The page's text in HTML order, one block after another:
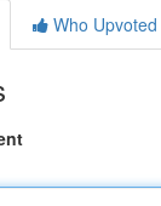
Who Upvoted